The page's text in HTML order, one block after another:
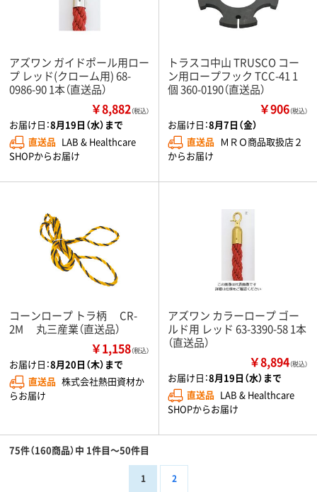
アズワン ガイドポール用ロー
プ レッド(クローム用) 68-
0986-90 1本（直送品）
￥8,882（税込）
お届け日：8月19日（水）まで
直送品 LAB & Healthcare
SHOPからお届け
トラスコ中山 TRUSCO コー
ン用ロープフック TCC-41 1
個 360-0190（直送品）
￥906（税込）
お届け日：8月7日（金）
直送品 ＭＲＯ商品取扱店２
からお届け
コーンロープ トラ柄 CR-
2M 丸三産業（直送品）
￥1,158（税込）
お届け日：8月20日（木）まで
直送品 株式会社熱田資材か
らお届け
アズワン カラーロープ ゴー
ルド用 レッド 63-3390-58 1本
（直送品）
￥8,894（税込）
お届け日：8月19日（水）まで
直送品 LAB & Healthcare
SHOPからお届け
75件（160商品）中 1件目～50件目
1 2